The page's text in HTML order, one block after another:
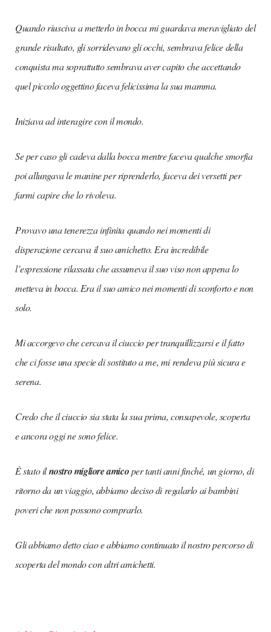
Quando riusciva a metterlo in bocca mi guardava meravigliato del
grande risultato, gli sorridevano gli occhi, sembrava felice della
conquista ma soprattutto sembrava aver capito che accettando
quel piccolo oggettino faceva felicissima la sua mamma.
Iniziava ad interagire con il mondo.
Se per caso gli cadeva dalla bocca mentre faceva qualche smorfia
poi allungava le manine per riprenderlo, faceva dei versetti per
farmi capire che lo rivoleva.
Provavo una tenerezza infinita quando nei momenti di
disperazione cercava il suo amichetto. Era incredibile
l’espressione rilassata che assumeva il suo viso non appena lo
metteva in bocca. Era il suo amico nei momenti di sconforto e non
solo.
Mi accorgevo che cercava il ciuccio per tranquillizzarsi e il fatto
che ci fosse una specie di sostituto a me, mi rendeva più sicura e
serena.
Credo che il ciuccio sia stata la sua prima, consapevole, scoperta
e ancora oggi ne sono felice.
È stato ilnostro migliore amicoper tanti anni finché, un giorno, di
ritorno da un viaggio, abbiamo deciso di regalarlo ai bambini
poveri che non possono comprarlo.
Gli abbiamo detto ciao e abbiamo continuato il nostro percorso di
scoperta del mondo con altri amichetti.